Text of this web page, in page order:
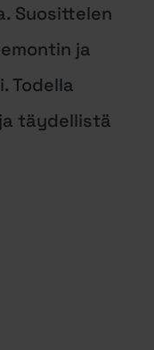
Suosittelen
ja
Todella
täydellistä